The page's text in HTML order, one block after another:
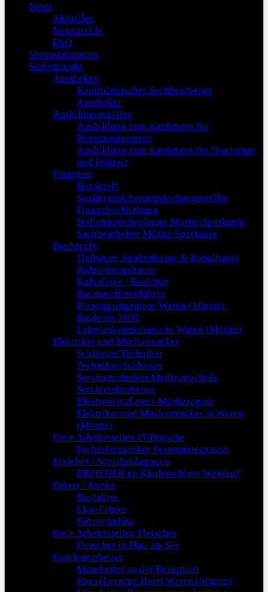
News
Aktuelles
Newsarchiv
FAQ
Veranstaltungen
Stellenmarkt
Apotheken
Kaufmännischer Sachbearbeiter
Apotheker
Ausbildungsplätze
Ausbildung zum Kaufmann für
Büromanagement
Ausbildung zum Kaufmann für Tourismus
und Freizeit
Finanzen
Bürokraft
Sozialversicherungsfachangestellte
Finanzbuchhaltung
Stellenausschreibung Müritz-Sparkasse
Sachbearbeiter Müritz-Sparkasse
Bauberufe
Tiefbauer, Straßenbauer & Kanalbauer
Rohrleitungsbauer
Kalkulator / Bauleiter
Baumaschinenführer
Planungsingenieur Waren (Müritz):
Bauleiter MOT
Leitplankenmonteur in Waren (Müritz)
Elektriker und Mechatroniker
Schlosser/Techniker
Techniker/Schlosser
Servicetechniker Medizintechnik
Servicemitarbeiter
Elektroinstallateur Müritzregion
Elektriker und Mechatroniker in Waren
(Müritz)
Freie Arbeitsstellen IT-Branche
Fachinformatiker Systemintegration
Erzieher / Sozialpädagogen
ERZIEHER im Kinderschloss Wendorf
Fahrer / Kurier
Busfahrer
Lkw-Fahrer
Fahrer Imbiss
Freie Arbeitsstellen Fleischer
Fleischer in Plau am See
Hotelmitarbeiter
Mitarbeiter an der Rezeption
Housekeeping Hotel Waren (Müritz)